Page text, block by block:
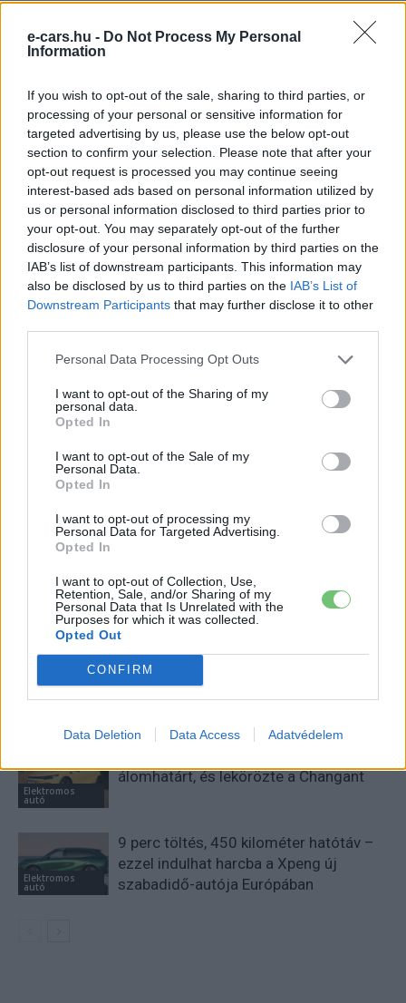
e-cars.hu - Do Not Process My Personal
Information
If you wish to opt-out of the sale, sharing to third parties, or
processing of your personal or sensitive information for
targeted advertising by us, please use the below opt-out
section to confirm your selection. Please note that after your
opt-out request is processed you may continue seeing
interest-based ads based on personal information utilized by
us or personal information disclosed to third parties prior to
your opt-out. You may separately opt-out of the further
disclosure of your personal information by third parties on the
IAB’s list of downstream participants. This information may
also be disclosed by us to third parties on the IAB’s List of
Downstream Participants that may further disclose it to other
Personal Data Processing Opt Outs
I want to opt-out of the Sharing of my
personal data.
Opted In
I want to opt-out of the Sale of my
Personal Data.
Opted In
I want to opt-out of processing my
Personal Data for Targeted Advertising.
Opted In
I want to opt-out of Collection, Use,
Retention, Sale, and/or Sharing of my
Personal Data that Is Unrelated with the
Purposes for which it was collected.
Opted Out
CONFIRM
Data Deletion Data Access Adatvédelem
előfeltételét, hogy a vásárlás után is személyre szabott
digitális szolgáltatásokat kínáljon ügyfeleinek.
Kövesd az e-cars.hu-t a Facebookon is, további
tartalmakért!
›
CÍMKÉK China Electronic Architecture
e-mobilitás
Elektromobilitás
Elektromos autó Volkswagen XPENG
Főállásban Informatikus kocka, de lelkében elkötelezett gamer,
kütyü és immár e-autó rajongó!
KAPCSOLÓDÓ CIKKEK TÖBB A SZERZŐTŐL
Elektromos
Kína szigorú határt szabott: legfeljebb
5% lehet a hiba az elektromos autók
Elektromos
autó
álomhatárt, és lekörözte a Changant
Elektromos
autó
9 perc töltés, 450 kilométer hatótáv –
ezzel indulhat harcba a Xpeng új
szabadidő-autója Európában